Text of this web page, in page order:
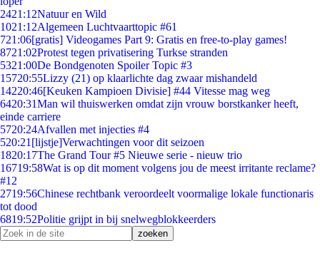
2421:12Natuur en Wild
1021:12Algemeen Luchtvaarttopic #61
721:06[gratis] Videogames Part 9: Gratis en free-to-play games!
8721:02Protest tegen privatisering Turkse stranden
5321:00De Bondgenoten Spoiler Topic #3
15720:55Lizzy (21) op klaarlichte dag zwaar mishandeld
14220:46[Keuken Kampioen Divisie] #44 Vitesse mag weg
6420:31Man wil thuiswerken omdat zijn vrouw borstkanker heeft,
einde carriere
5720:24Afvallen met injecties #4
520:21 [lijstje]Verwachtingen voor dit seizoen
1820:17The Grand Tour #5 Nieuwe serie - nieuw trio
16719:58Wat is op dit moment volgens jou de meest irritante reclame?
#12
2719:56Chinese rechtbank veroordeelt voormalige lokale functionaris
tot dood
6819:52Politie grijpt in bij snelwegblokkeerders